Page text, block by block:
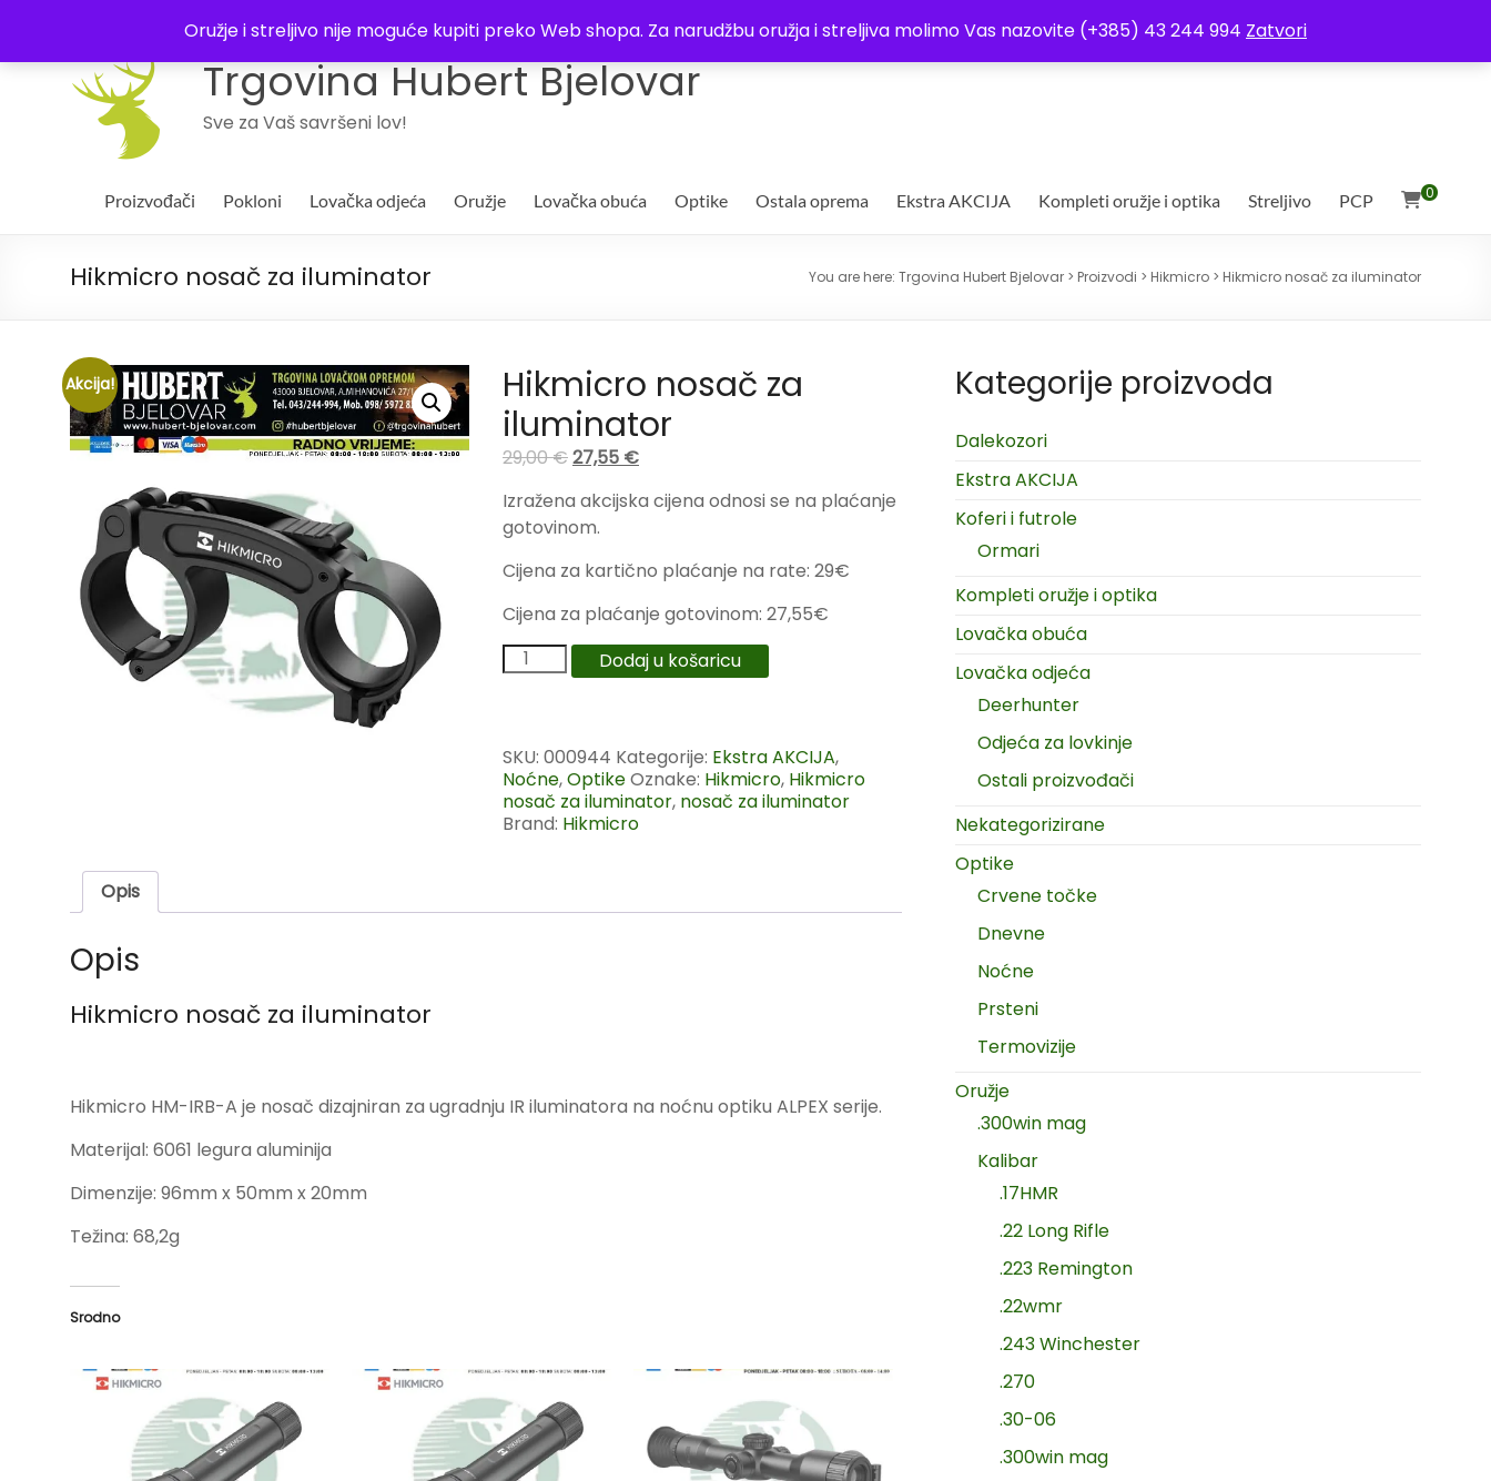
Oružje i streljivo nije moguće kupiti preko Web shopa. Za narudžbu oružja i streljiva molimo Vas nazovite (+385) 43 244 994 Zatvori
Uvjeti poslovanja
Trgovina Hubert Bjelovar
Sve za Vaš savršeni lov!
0
Proizvođači Pokloni Lovačka odjeća Oružje Lovačka obuća Optike Ostala oprema Ekstra AKCIJA Kompleti oružje i optika Streljivo PCP
Hikmicro nosač za iluminator You are here: Trgovina Hubert Bjelovar > Proizvodi > Hikmicro > Hikmicro nosač za iluminator
Akcija!
Hikmicro nosač za
iluminator
29,00€27,55 €
Izražena akcijska cijena odnosi se na plaćanje
gotovinom.
Cijena za kartično plaćanje na rate: 29€
Cijena za plaćanje gotovinom: 27,55€
Dodaj u košaricu
SKU: 000944 Kategorije: Ekstra AKCIJA,
Noćne,OptikeOznake: Hikmicro, Hikmicro
nosač za iluminator, nosač za iluminator
Brand: Hikmicro
Opis
Opis
Hikmicro nosač za iluminator
Hikmicro HM-IRB-A je nosač dizajniran za ugradnju IR iluminatora na noćnu optiku ALPEX serije.
Materijal: 6061 legura aluminija
Dimenzije: 96mm x 50mm x 20mm
Težina: 68,2g
Srodno
Kategorije proizvoda
Dalekozori
Ekstra AKCIJA
Koferi i futrole
Ormari
Kompleti oružje i optika
Lovačka obuća
Lovačka odjeća
Deerhunter
Odjeća za lovkinje
Ostali proizvođači
Nekategorizirane
Optike
Crvene točke
Dnevne
Noćne
Prsteni
Termovizije
Oružje
.300win mag
Kalibar
.17HMR
.22 Long Rifle
.223 Remington
.22wmr
.243 Winchester
.270
.30-06
.300win mag